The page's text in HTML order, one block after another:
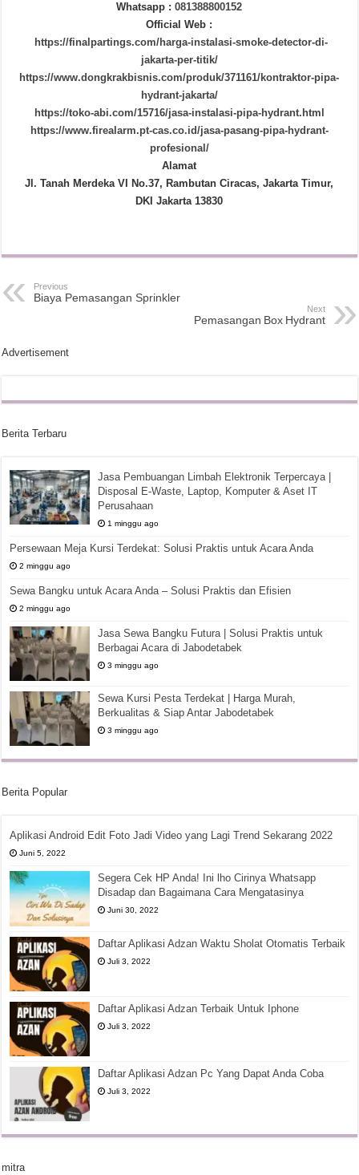
Whatsapp :081388800152
Official Web :
https://finalpartings.com/harga-instalasi-smoke-detector-di-
jakarta-per-titik/
https://www.dongkrakbisnis.com/produk/371161/kontraktor-pipa-
hydrant-jakarta/
https://toko-abi.com/15716/jasa-instalasi-pipa-hydrant.html
https://www.firealarm.pt-cas.co.id/jasa-pasang-pipa-hydrant-
profesional/
Alamat
Jl. Tanah Merdeka VI No.37, Rambutan Ciracas, Jakarta Timur,
DKI Jakarta 13830
Previous
Biaya Pemasangan Sprinkler
Next
Pemasangan Box Hydrant
Advertisement
Berita Terbaru
Jasa Pembuangan Limbah Elektronik Terpercaya |
Disposal E-Waste, Laptop, Komputer & Aset IT
Perusahaan
1 minggu ago
Persewaan Meja Kursi Terdekat: Solusi Praktis untuk Acara Anda
2 minggu ago
Sewa Bangku untuk Acara Anda – Solusi Praktis dan Efisien
2 minggu ago
Jasa Sewa Bangku Futura | Solusi Praktis untuk
Berbagai Acara di Jabodetabek
3 minggu ago
Sewa Kursi Pesta Terdekat | Harga Murah,
Berkualitas & Siap Antar Jabodetabek
3 minggu ago
Berita Popular
Aplikasi Android Edit Foto Jadi Video yang Lagi Trend Sekarang 2022
Juni 5, 2022
Segera Cek HP Anda! Ini lho Cirinya Whatsapp
Disadap dan Bagaimana Cara Mengatasinya
Juni 30, 2022
Daftar Aplikasi Adzan Waktu Sholat Otomatis Terbaik
Juli 3, 2022
Daftar Aplikasi Adzan Terbaik Untuk Iphone
Juli 3, 2022
Daftar Aplikasi Adzan Pc Yang Dapat Anda Coba
Juli 3, 2022
mitra